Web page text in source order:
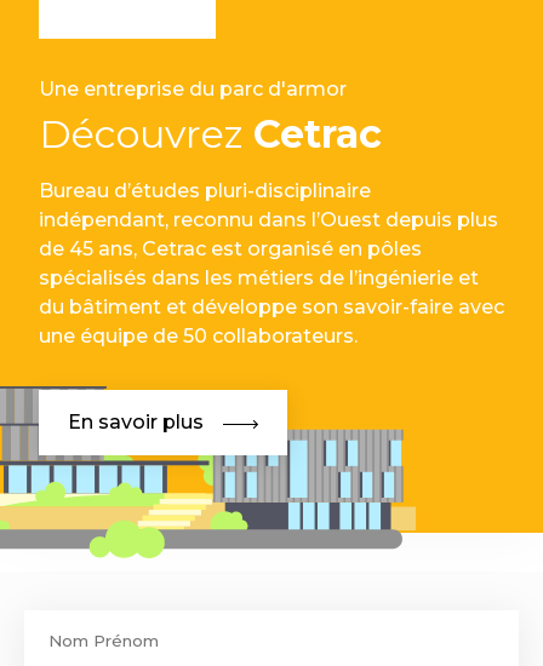
Une entreprise du parc d'armor
Découvrez Cetrac
Bureau d’études pluri-disciplinaire
indépendant, reconnu dans l’Ouest depuis plus
de 45 ans, Cetrac est organisé en pôles
spécialisés dans les métiers de l’ingénierie et
du bâtiment et développe son savoir-faire avec
une équipe de 50 collaborateurs.
En savoir plus
footer